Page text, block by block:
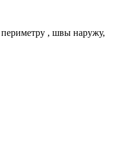
, швы наружу,